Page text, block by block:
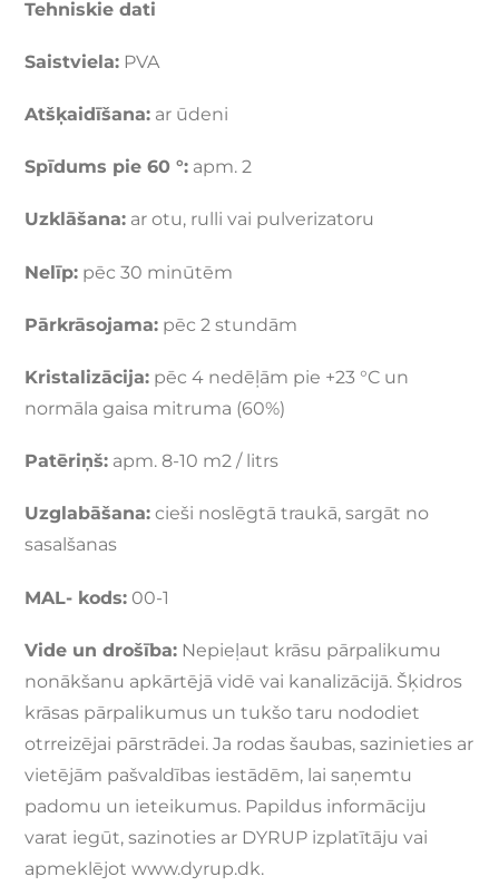
Tehniskie dati
Saistviela: PVA
Atšķaidīšana: ar ūdeni
Spīdums pie 60 °: apm. 2
Uzklāšana: ar otu, rulli vai pulverizatoru
Nelīp: pēc 30 minūtēm
Pārkrāsojama: pēc 2 stundām
Kristalizācija: pēc 4 nedēļām pie +23 °C un
normāla gaisa mitruma (60%)
Patēriņš: apm. 8-10 m2 / litrs
Uzglabāšana: cieši noslēgtā traukā, sargāt no
sasalšanas
MAL- kods: 00-1
Vide un drošība: Nepieļaut krāsu pārpalikumu
nonākšanu apkārtējā vidē vai kanalizācijā. Šķidros
krāsas pārpalikumus un tukšo taru nododiet
otrreizējai pārstrādei. Ja rodas šaubas, sazinieties ar
vietējām pašvaldības iestādēm, lai saņemtu
padomu un ieteikumus. Papildus informāciju
varat iegūt, sazinoties ar DYRUP izplatītāju vai
apmeklējot www.dyrup.dk.